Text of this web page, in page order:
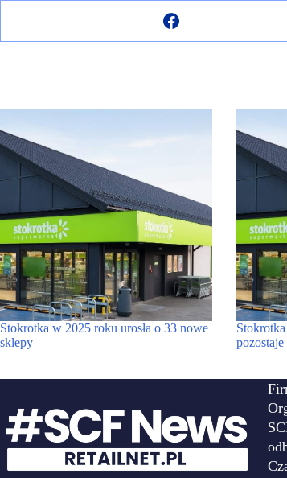
Stokrotka w 2025 roku urosła o 33 nowe
sklepy